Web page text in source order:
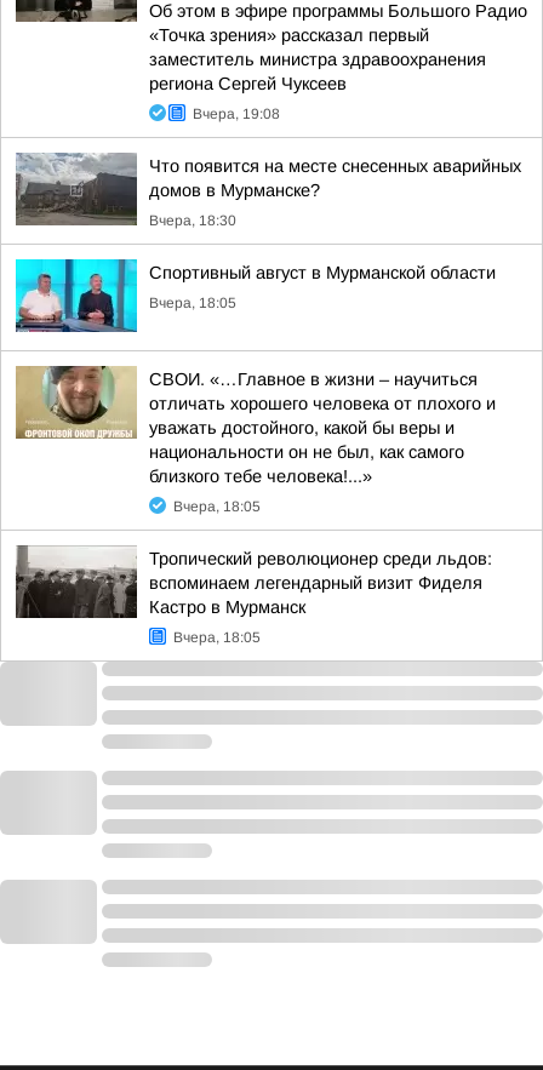
Об этом в эфире программы Большого Радио
«Точка зрения» рассказал первый
заместитель министра здравоохранения
региона Сергей Чуксеев
Вчера, 19:08
Что появится на месте снесенных аварийных
домов в Мурманске?
Вчера, 18:30
Спортивный август в Мурманской области
Вчера, 18:05
СВОИ. «…Главное в жизни – научиться
отличать хорошего человека от плохого и
уважать достойного, какой бы веры и
национальности он не был, как самого
близкого тебе человека!...»
Вчера, 18:05
Тропический революционер среди льдов:
вспоминаем легендарный визит Фиделя
Кастро в Мурманск
Вчера, 18:05